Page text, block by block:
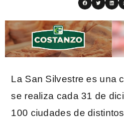
La San Silvestre es una
se realiza cada 31 de
100 ciudades de